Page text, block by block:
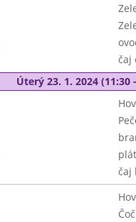
čaj
Úterý 23. 1. 2024 (11:30
čaj